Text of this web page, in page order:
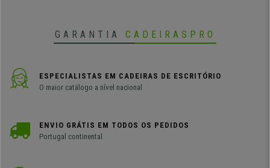
GARANTIA CADEIRASPRO
ESPECIALISTAS EM CADEIRAS DE ESCRITÓRIO
O maior catálogo a nível nacional
ENVIO GRÁTIS EM TODOS OS PEDIDOS
Portugal continental